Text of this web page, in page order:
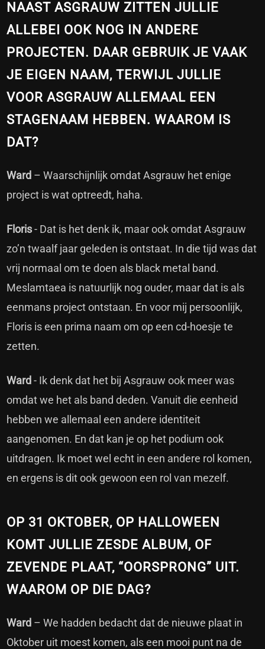
NAAST ASGRAUW ZITTEN JULLIE
ALLEBEI OOK NOG IN ANDERE
PROJECTEN. DAAR GEBRUIK JE VAAK
JE EIGEN NAAM, TERWIJL JULLIE
VOOR ASGRAUW ALLEMAAL EEN
STAGENAAM HEBBEN. WAAROM IS
DAT?
Ward – Waarschijnlijk omdat Asgrauw het enige
project is wat optreedt, haha.
Floris- Dat is het denk ik, maar ook omdat Asgrauw
zo’n twaalf jaar geleden is ontstaat. In die tijd was dat
vrij normaal om te doen als black metal band.
Meslamtaea is natuurlijk nog ouder, maar dat is als
eenmans project ontstaan. En voor mij persoonlijk,
Floris is een prima naam om op een cd-hoesje te
zetten.
Ward- Ik denk dat het bij Asgrauw ook meer was
omdat we het als band deden. Vanuit die eenheid
hebben we allemaal een andere identiteit
aangenomen. En dat kan je op het podium ook
uitdragen. Ik moet wel echt in een andere rol komen,
en ergens is dit ook gewoon een rol van mezelf.
OP 31 OKTOBER, OP HALLOWEEN
KOMT JULLIE ZESDE ALBUM, OF
ZEVENDE PLAAT, “OORSPRONG” UIT.
WAAROM OP DIE DAG?
Ward – We hadden bedacht dat de nieuwe plaat in
Oktober uit moest komen, als een mooi punt na de